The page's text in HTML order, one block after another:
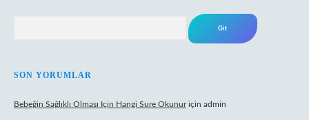
SON YORUMLAR
Bebeğin Sağlıklı Olması Için Hangi Sure Okunuriçin admin